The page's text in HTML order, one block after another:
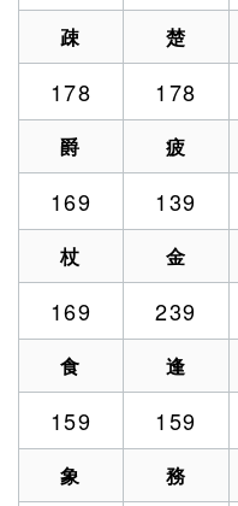
疎 楚
178 178
爵 疲
169 139
杖 金
169 239
食 逢
159 159
象 務